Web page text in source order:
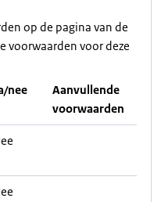
op de pagina van de
voorwaarden voor deze
nee
Aanvullende
voorwaarden